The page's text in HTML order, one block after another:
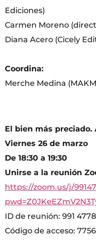
Ediciones)
Carmen Moreno
Diana Acero (Cicely
Coordina:
Merche Medina
El bien más
Viernes 26 de marzo
De 18:30 a 19:30
Unirse a la reunión
https://zoom.us/j/
ID de reunión: 991
Código de acceso: